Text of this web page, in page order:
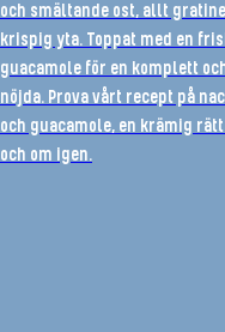
och smältande ost, allt
krispig yta. Toppat med en
guacamole för en komplett
nöjda. Prova vårt recept på
och guacamole, en krämig
och om igen.